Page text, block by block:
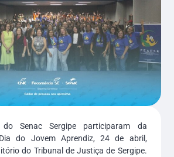
do Senac Sergipe participaram da
do Jovem Aprendiz, 24 de abril,
do Tribunal de Justiça de Sergipe.